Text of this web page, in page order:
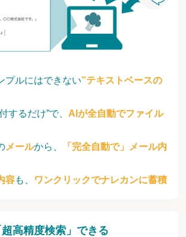
プルにはできない”テキストベースの
するだけ”で、 AIが全自動でファイル
メールから、
「完全自動で」メール内
容も、 ワンクリックでナレカンに蓄積
高精度検索」できる